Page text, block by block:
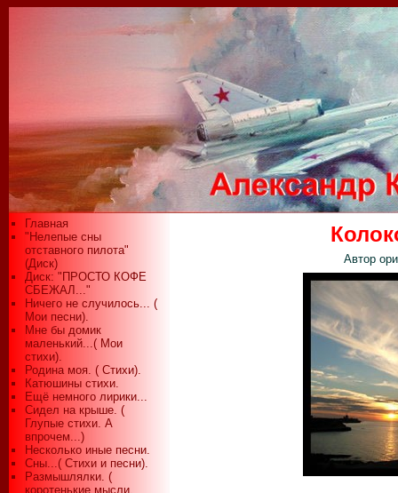
Главная
"Нелепые сны
отставного пилота"
(Диск)
Диск: "ПРОСТО КОФЕ
СБЕЖАЛ..."
Ничего не случилось... (
Мои песни).
Мне бы домик
маленький...( Мои
стихи).
Родина моя. ( Стихи).
Катюшины стихи.
Ещё немного лирики...
Сидел на крыше. (
Глупые стихи. А
впрочем...)
Несколько иные песни.
Сны...( Стихи и песни).
Размышлялки. (
коротенькие мысли,
Автор